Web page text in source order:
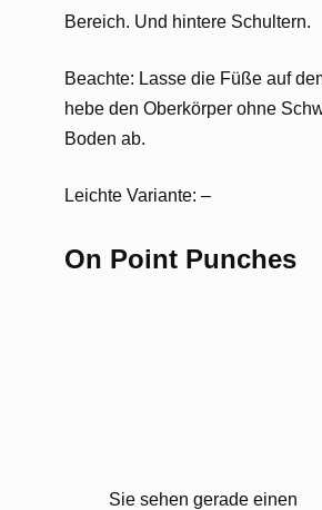
Bereich. Und hintere Schultern.
Beachte: Lasse die Füße auf
hebe den Oberkörper ohne
Boden ab.
Leichte Variante: –
On Point Punches
Sie sehen gerade einen